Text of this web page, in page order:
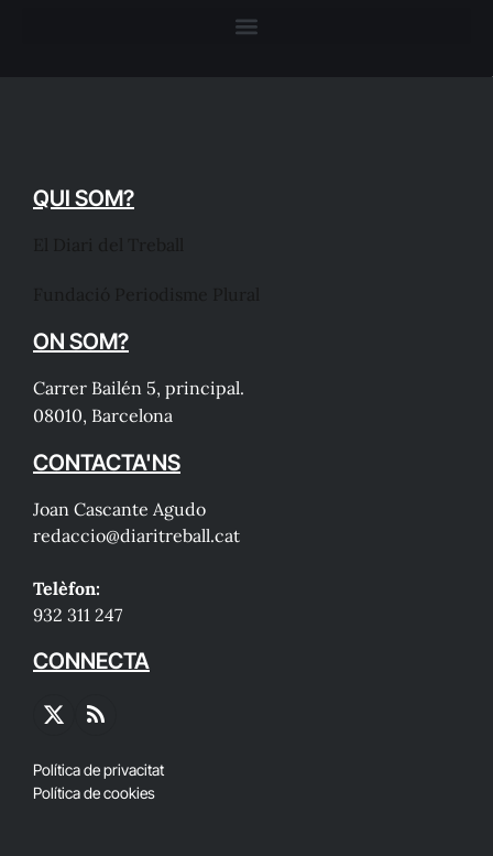
QUI SOM?
ON SOM?
Carrer Bailén 5, principal.
08010, Barcelona
CONTACTA'NS
Joan Cascante Agudo
redaccio@diaritreball.cat
Telèfon:
932 311 247
CONNECTA
X
RSS
Política de privacitat
Política de cookies